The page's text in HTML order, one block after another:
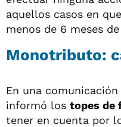
aquellos casos en
menos de 6 meses
Monotributo:
En una
informó los topes de
tener en cuenta por